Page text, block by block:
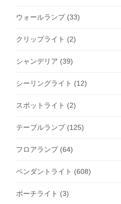
ウォールランプ(33)
クリップライト (2)
シャンデリア (39)
シーリングライト (12)
スポットライト (2)
テーブルランプ(125)
フロアランプ(64)
ペンダントライト (608)
ポーチライト (3)